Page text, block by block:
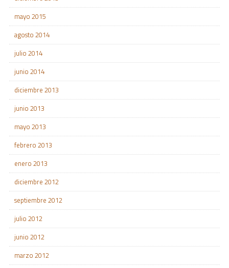
mayo 2015
agosto 2014
julio 2014
junio 2014
diciembre 2013
junio 2013
mayo 2013
febrero 2013
enero 2013
diciembre 2012
septiembre 2012
julio 2012
junio 2012
marzo 2012